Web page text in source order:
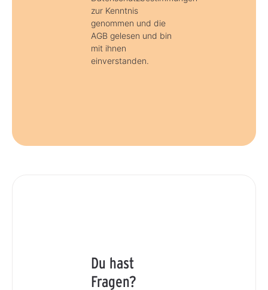
zur Kenntnis
genommen und die
AGB gelesen und bin
mit ihnen
einverstanden.
Du hast
Fragen?